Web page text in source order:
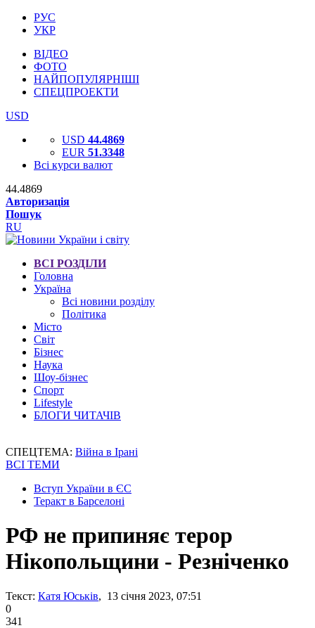
РУС
УКР
ВІДЕО
ФОТО
НАЙПОПУЛЯРНІШІ
СПЕЦПРОЕКТИ
USD
USD 44.4869
EUR 51.3348
Всі курси валют
44.4869
Авторизація
Пошук
RU
ВСІ РОЗДІЛИ
Головна
Україна
Всі новини розділу
Політика
Місто
Світ
Бізнес
Наука
Шоу-бізнес
Спорт
Lifestyle
БЛОГИ ЧИТАЧІВ
СПЕЦТЕМА: Війна в Ірані
ВСІ ТЕМИ
Вступ України в ЄС
Теракт в Барселоні
РФ не припиняє терор
Нікопольщини - Резніченко
Текст: Катя Юськів, 13 січня 2023, 07:51
0
341